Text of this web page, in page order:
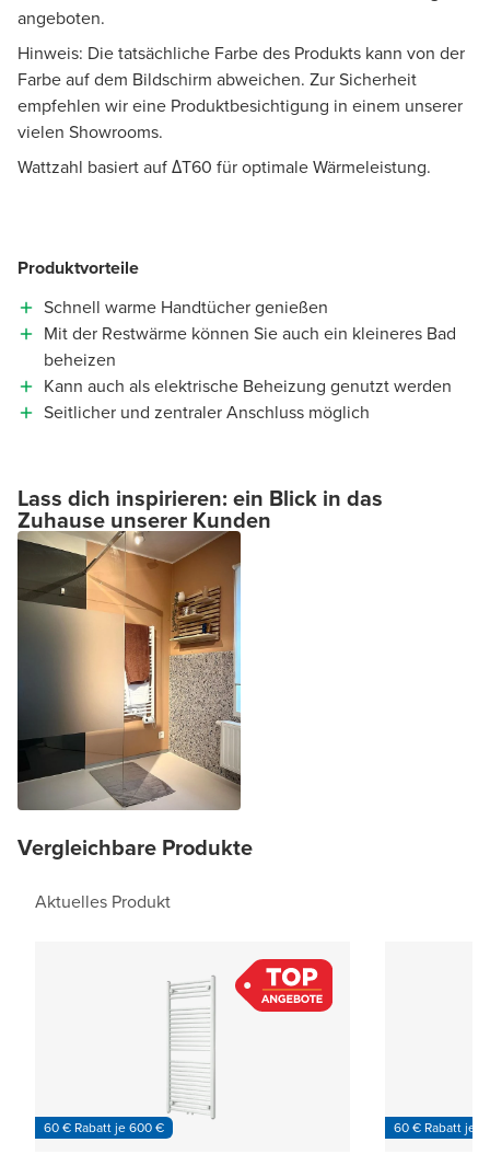
angeboten.
Hinweis: Die tatsächliche Farbe des Produkts kann von der
Farbe auf dem Bildschirm abweichen. Zur Sicherheit
empfehlen wir eine Produktbesichtigung in einem unserer
vielen Showrooms.
Wattzahl basiert auf ΔT60 für optimale Wärmeleistung.
Produktvorteile
Schnell warme Handtücher genießen
Mit der Restwärme können Sie auch ein kleineres Bad
beheizen
Kann auch als elektrische Beheizung genutzt werden
Seitlicher und zentraler Anschluss möglich
Lass dich inspirieren: ein Blick in das
Zuhause unserer Kunden
Vergleichbare Produkte
Aktuelles Produkt
60 € Rabatt je 600 € 60 € Rabatt je